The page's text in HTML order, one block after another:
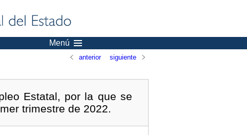
Menú
anterior siguiente
Estatal, por la que se
trimestre de 2022.